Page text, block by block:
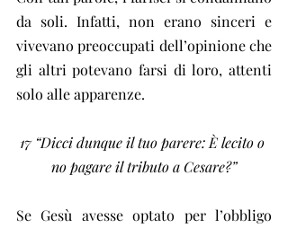
da soli. Infatti, non erano sinceri e
vivevano preoccupati dell’opinione che
gli altri potevano farsi di loro, attenti
solo alle apparenze.
17 “Dicci dunque il tuo parere: È lecito o
no pagare il tributo a Cesare?”
Se Gesù avesse optato per l’obbligo